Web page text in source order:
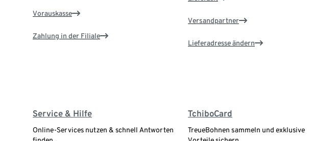
Vorauskasse
Zahlung in der Filiale
Versandpartner
Lieferadresse ändern
Service & Hilfe
Online-Services nutzen & schnell Antworten
TchiboCard
TreueBohnen sammeln und exklusive